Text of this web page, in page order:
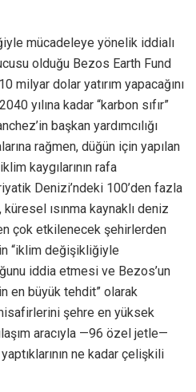
mücadeleye yönelik iddialı
olduğu Bezos Earth Fund
milyar dolar yatırım yapacağını
yılına kadar “karbon sıfır”
başkan yardımcılığı
rağmen, düğün için yapılan
kaygılarının rafa
Denizi’ndeki 100’den fazla
ısınma kaynaklı deniz
çok etkilenecek şehirlerden
“iklim değişikliğiyle
iddia etmesi ve Bezos’un
en büyük tehdit” olarak
şehre en yüksek
aracıyla —96 özel jetle—
ne kadar çelişkili